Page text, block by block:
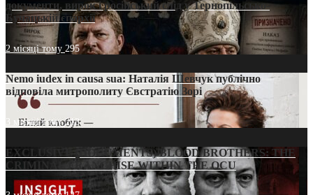
документи, вирок і російський слід у Тернопільсько-
Бучацькій єпархії
2 місяці тому 295
Nemo iudex in causa sua: Наталія Шевчук публічно
відповіла митрополиту Євстратію Зорі
3 місяці тому213
EXCLUSIVE (DOCUMENTS)/BLOOD BROTHERS: THE
CRIMINAL FRANCHISE WITHIN THE OCU